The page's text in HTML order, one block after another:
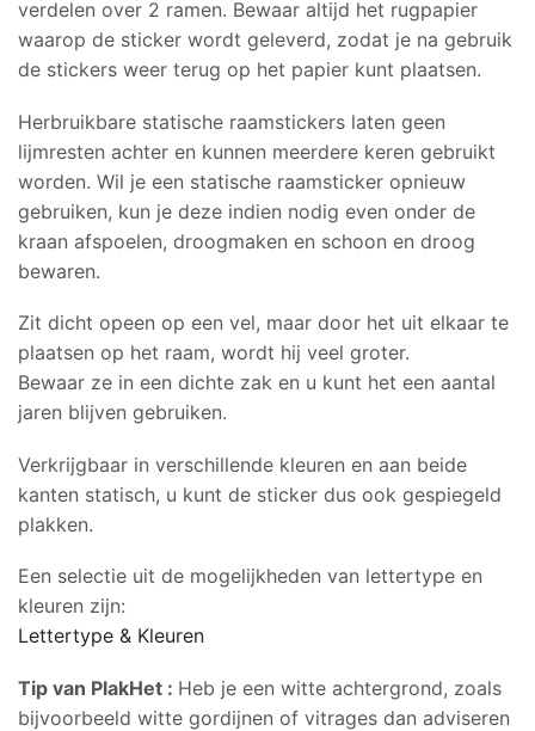
verdelen over 2 ramen. Bewaar altijd het rugpapier
waarop de sticker wordt geleverd, zodat je na gebruik
de stickers weer terug op het papier kunt plaatsen.
Herbruikbare statische raamstickers laten geen
lijmresten achter en kunnen meerdere keren gebruikt
worden. Wil je een statische raamsticker opnieuw
gebruiken, kun je deze indien nodig even onder de
kraan afspoelen, droogmaken en schoon en droog
bewaren.
Zit dicht opeen op een vel, maar door het uit elkaar te
plaatsen op het raam, wordt hij veel groter.
Bewaar ze in een dichte zak en u kunt het een aantal
jaren blijven gebruiken.
Verkrijgbaar in verschillende kleuren en aan beide
kanten statisch, u kunt de sticker dus ook gespiegeld
plakken.
Een selectie uit de mogelijkheden van lettertype en
kleuren zijn:
Lettertype & Kleuren
Tip van PlakHet : Heb je een witte achtergrond, zoals
bijvoorbeeld witte gordijnen of vitrages dan adviseren